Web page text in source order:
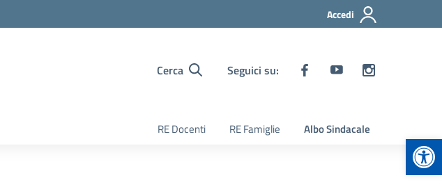
Accedi
Cerca Seguici su:
RE Docenti RE Famiglie Albo Sindacale